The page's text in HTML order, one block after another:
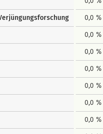
0,0 %
0,0 %
0,0 %
0,0 %
0,0 %
0,0 %
0,0 %